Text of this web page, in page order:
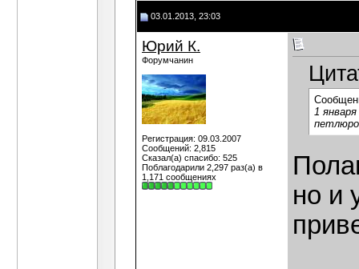
03.01.2013, 23:03
Юрий К.
Форумчанин
Регистрация: 09.03.2007
Сообщений: 2,815
Сказал(а) спасибо: 525
Поблагодарили 2,297 раз(а) в
1,171 сообщениях
1
но и